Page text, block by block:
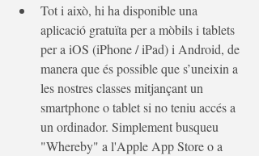
Tot i això, hi ha disponible una
aplicació gratuïta per a mòbils i tablets
per a iOS (iPhone / iPad) i Android, de
manera que és possible que s’uneixin a
les nostres classes mitjançant un
smartphone o tablet si no teniu accés a
un ordinador. Simplement busqueu
"Whereby" a l'Apple App Store o a